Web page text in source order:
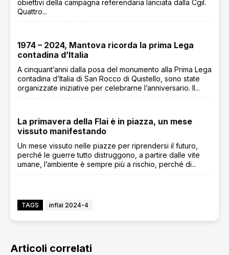
obiettivi della campagna referendaria lanciata dalla Cgil.
Quattro...
1974 – 2024, Mantova ricorda la prima Lega
contadina d’Italia
A cinquant’anni dalla posa del monumento alla Prima Lega
contadina d’Italia di San Rocco di Quistello, sono state
organizzate iniziative per celebrarne l’anniversario. Il...
La primavera della Flai è in piazza, un mese
vissuto manifestando
Un mese vissuto nelle piazze per riprendersi il futuro,
perché le guerre tutto distruggono, a partire dalle vite
umane, l’ambiente è sempre più a rischio, perché di...
TAGS inflai 2024-4
Articoli correlati